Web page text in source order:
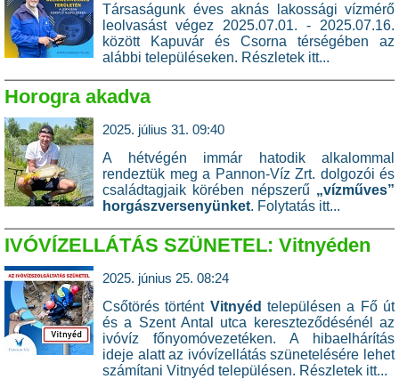
Társaságunk éves aknás lakossági vízmérő
leolvasást végez 2025.07.01. - 2025.07.16.
között Kapuvár és Csorna térségében az
alábbi településeken. Részletek itt...
Horogra akadva
2025. július 31. 09:40
A hétvégén immár hatodik alkalommal
rendeztük meg a Pannon-Víz Zrt. dolgozói és
családtagjaik körében népszerű „vízműves”
horgászversenyünket. Folytatás itt...
IVÓVÍZELLÁTÁS SZÜNETEL: Vitnyéden
2025. június 25. 08:24
Csőtörés történt Vitnyéd településen a Fő út
és a Szent Antal utca kereszteződésénél az
ivóvíz főnyomóvezetéken. A hibaelhárítás
ideje alatt az ivóvízellátás szünetelésére lehet
számítani Vitnyéd településen. Részletek itt...